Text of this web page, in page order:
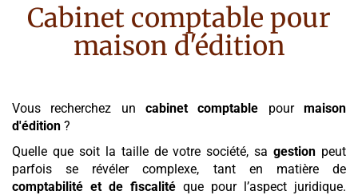
Cabinet comptable pour
maison d'édition
Vous recherchez un cabinet comptable pourmaison
d'édition ?
Quelle que soit la taille de votre société, sagestion peut
parfois se révéler complexe, tant en matière de
comptabilité et de fiscalité que pour l’aspect juridique.